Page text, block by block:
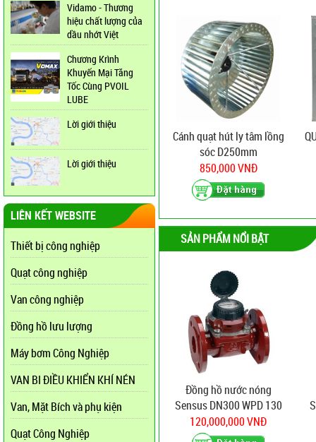
Vidamo - Thương
hiệu chất lượng của
dầu nhớt Việt
Chương Krình
Khuyến Mại Tăng
Tốc Cùng PVOIL
LUBE
Lời giới thiệu
Lời giới thiệu
LIÊN KẾT WEBSITE
Thiết bị công nghiệp
Quạt công nghiệp
Van công nghiệp
Đồng hồ lưu lượng
Máy bơm Công Nghiệp
VAN BI ĐIỀU KHIỂN KHÍ NÉN
Van, Mặt Bích và phụ kiện
Quạt Công Nghiệp
Cánh quạt hút ly tâm lồng
sóc D250mm
850,000 VNĐ
SẢN PHẨM NỔI BẬT
Đồng hồ nước nóng
Sensus DN300 WPD 130
độ
120,000,000 VNĐ